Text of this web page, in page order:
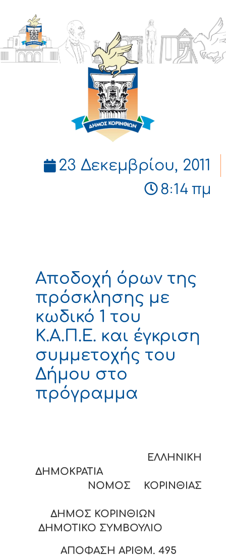
ΔΗΜΟΣ
ΚΟΡΙΝΘΙΩΝ
23 Δεκεμβρίου, 2011
8:14 πμ
Αποδοχή όρων της
πρόσκλησης με
κωδικό 1 του
Κ.Α.Π.Ε. και έγκριση
συμμετοχής του
Δήμου στο
πρόγραμμα
ΕΛΛΗΝΙΚΗ
ΔΗΜΟΚΡΑΤΙΑ
ΝΟΜΟΣ ΚΟΡΙΝΘΙΑΣ
ΔΗΜΟΣ ΚΟΡΙΝΘΙΩΝ
ΔΗΜΟΤΙΚΟ ΣΥΜΒΟΥΛΙΟ
ΑΠΟΦΑΣΗ ΑΡΙΘΜ. 495